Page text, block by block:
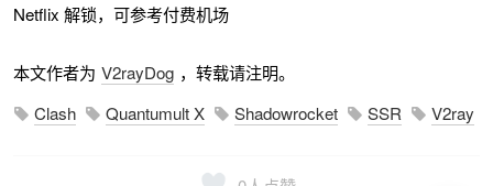
Netflix 解锁，可参考付费机场
本文作者为 V2rayDog ，转载请注明。
Clash
Quantumult X Shadowrocket SSR V2ray